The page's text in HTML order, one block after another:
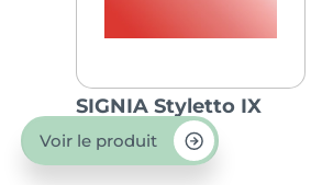
SIGNIA Styletto IX
Voir le produit